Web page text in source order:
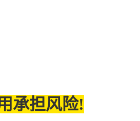
承担风险!